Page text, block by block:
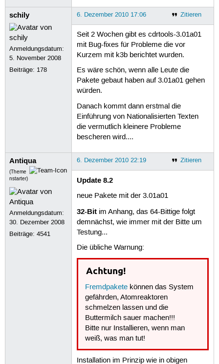
schily
Anmeldungsdatum:
5. November 2008
Beiträge: 178
Zitieren
6. Dezember 2010 17:06
Seit 2 Wochen gibt es cdrtools-3.01a01
mit Bug-fixes für Probleme die vor
Kurzem mit k3b berichtet wurden.
Es wäre schön, wenn alle Leute die
Pakete gebaut haben auf 3.01a01 gehen
würden.
Danach kommt dann erstmal die
Einführung von Nationalisierten Texten
die vermutlich kleinere Probleme
bescheren wird....
Antiqua
(Theme
nstarter)
Anmeldungsdatum:
30. Dezember 2008
Beiträge:4541
Zitieren
6. Dezember 2010 22:19
Update 8.2
neue Pakete mit der 3.01a01
32-Bitim Anhang, das 64-Bittige folgt
demnächst, wie immer mit der Bitte um
Testung...
Die übliche Warnung:
Achtung!
Fremdpakete können das System
gefährden, Atomreaktoren
schmelzen lassen und die
Buttermilch sauer machen!!!
Bitte nur Installieren, wenn man
weiß, was man tut!
Installation im Prinzip wie in obigen